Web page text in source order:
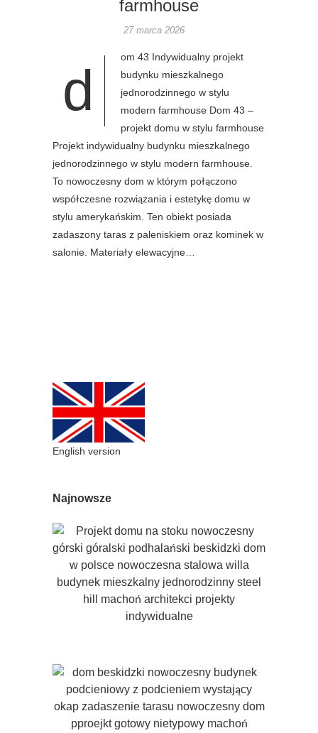
farmhouse
27 marca 2026
d
om 43 Indywidualny projekt
budynku mieszkalnego
jednorodzinnego w stylu
modern farmhouse Dom 43 –
projekt domu w stylu farmhouse
Projekt indywidualny budynku mieszkalnego
jednorodzinnego w stylu modern farmhouse.
To nowoczesny dom w którym połączono
współczesne rozwiązania i estetykę domu w
stylu amerykańskim. Ten obiekt posiada
zadaszony taras z paleniskiem oraz kominek w
salonie. Materiały elewacyjne…
English version
Najnowsze